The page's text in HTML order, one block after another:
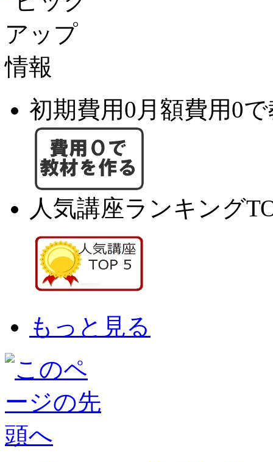
初期費用0月額費用0
人気講座ランキング
もっと見る